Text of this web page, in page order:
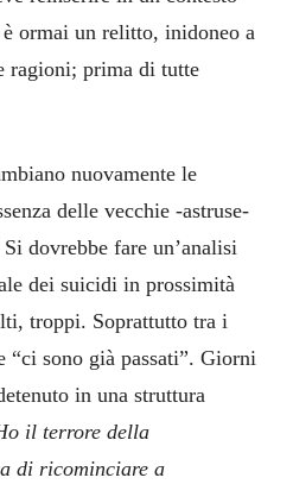
ormai un relitto, inidoneo a
ragioni; prima di tutte
nuovamente le
delle vecchie -astruse-
dovrebbe fare un’analisi
dei suicidi in prossimità
troppi. Soprattutto tra i
sono già passati”. Giorni
in una struttura
il terrore della
di ricominciare a